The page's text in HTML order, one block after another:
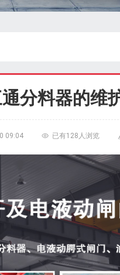
分料器的维
09:04  已有128人浏览